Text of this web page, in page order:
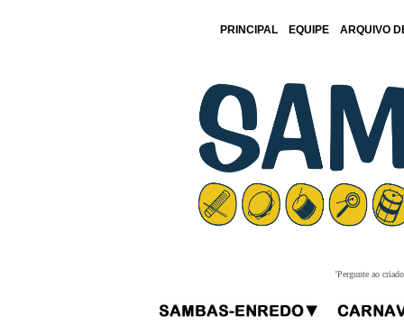
PRINCIPAL EQUIPE ARQUIVO
'Pergunte ao